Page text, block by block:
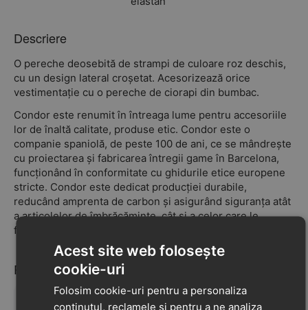
Descriere
O pereche deosebită de strampi de culoare roz deschis,
cu un design lateral croșetat. Acesorizează orice
vestimentație cu o pereche de ciorapi din bumbac.
Condor este renumit în întreaga lume pentru accesoriile
lor de înaltă calitate, produse etic. Condor este o
companie spaniolă, de peste 100 de ani, ce se mândrește
cu proiectarea și fabricarea întregii game în Barcelona,
funcționând în conformitate cu ghidurile etice europene
stricte. Condor este dedicat producției durabile,
reducând amprenta de carbon și asigurând siguranța atât
a articolelor de îmbrăcăminte, cât și a celor care le
fabrică.
Recenzii
Acest site web folosește
cookie-uri
Folosim cookie-uri pentru a personaliza
conținutul, reclamele și pentru a ne analiza